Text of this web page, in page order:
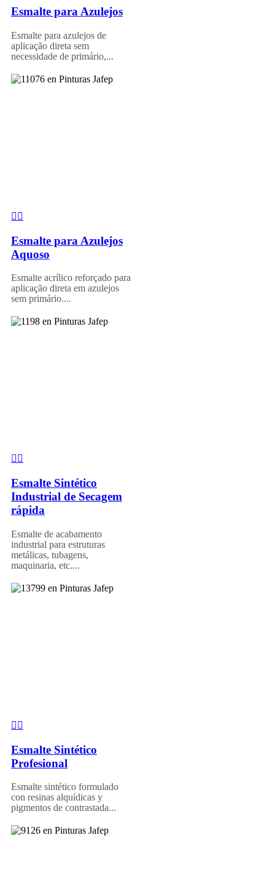
Esmalte para Azulejos
Esmalte para azulejos de
aplicação direta sem
necessidade de primário,...
Esmalte para Azulejos
Aquoso
Esmalte acrílico reforçado para
aplicação direta em azulejos
sem primário....
Esmalte Sintético
Industrial de Secagem
rápida
Esmalte de acabamento
industrial para estruturas
metálicas, tubagens,
maquinaria, etc....
Esmalte Sintético
Profesional
Esmalte sintético formulado
con resinas alquídicas y
pigmentos de contrastada...